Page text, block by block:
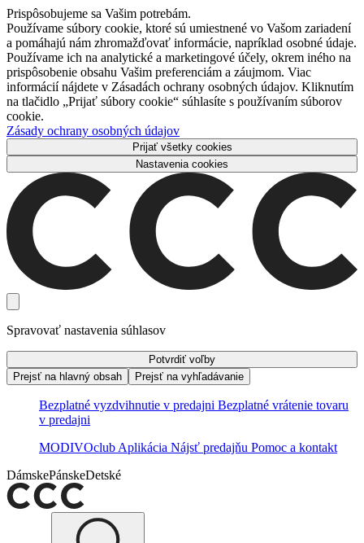
Prispôsobujeme sa Vašim potrebám.
Používame súbory cookie, ktoré sú umiestnené vo Vašom zariadení
a pomáhajú nám zhromažďovať informácie, napríklad osobné údaje.
Používame ich na analytické a marketingové účely, okrem iného na
prispôsobenie obsahu Vašim preferenciám a záujmom. Viac
informácií nájdete v Zásadách ochrany osobných údajov. Kliknutím
na tlačidlo „Prijať súbory cookie“ súhlasíte s používaním súborov
cookie.
Zásady ochrany osobných údajov
Prijať všetky cookies
Nastavenia cookies
Spravovať nastavenia súhlasov
Potvrdiť voľby
Prejsť na hlavný obsah
Prejsť na vyhľadávanie
Bezplatné vyzdvihnutie v predajni Bezplatné vrátenie tovaru
v predajni
MODIVOclub Aplikácia Nájsť predajňu Pomoc a kontakt
DámskePánskeDetské